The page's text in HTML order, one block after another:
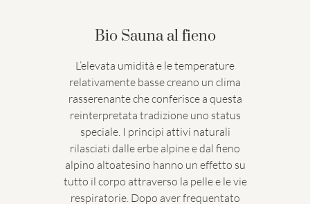
Bio Sauna al fieno
L’elevata umidità e le temperature
relativamente basse creano un clima
rasserenante che conferisce a questa
reinterpretata tradizione uno status
speciale. I principi attivi naturali
rilasciati dalle erbe alpine e dal fieno
alpino altoatesino hanno un effetto su
tutto il corpo attraverso la pelle e le vie
respiratorie. Dopo aver frequentato